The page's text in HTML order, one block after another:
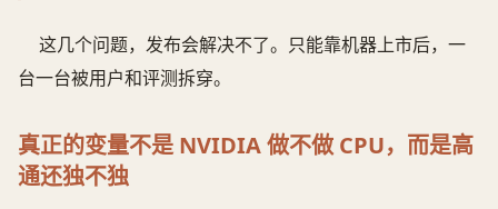
这几个问题，发布会解决不了。只能靠机器上市后，一
台一台被用户和评测拆穿。
真正的变量不是 NVIDIA 做不做 CPU，而是高
通还独不独